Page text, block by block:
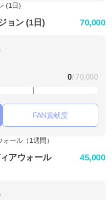
ョン (1日) 70,000
0/ 70,000
FAN貢献度
アウォール
45,000